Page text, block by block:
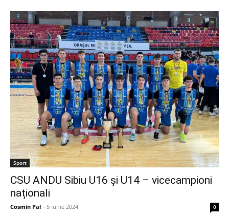
Sport
CSU ANDU Sibiu U16 și U14 – vicecampioni
naționali
Cosmin Pal - 5 iunie 2024 0